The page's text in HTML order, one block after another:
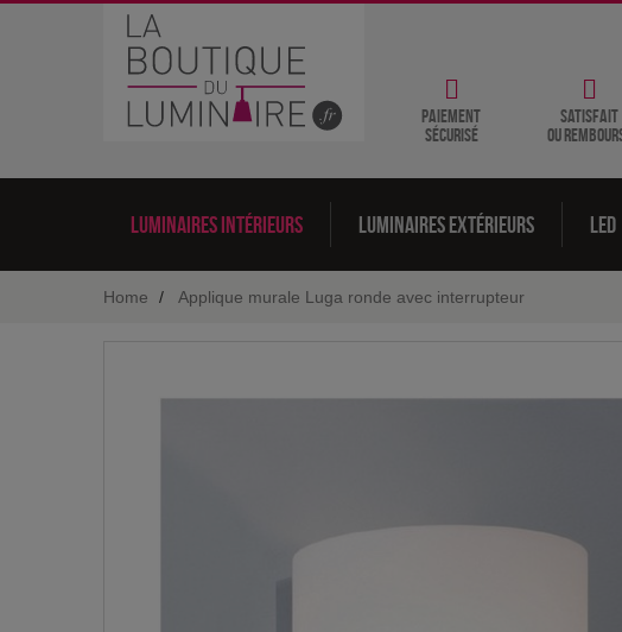
Paiement
sécurisé
satisfait
ou
Luminaires intérieurs Luminaires extérieurs LED
Home Applique murale Luga ronde avec interrupteur